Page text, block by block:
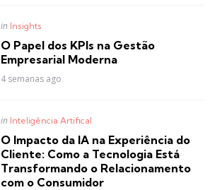
Posted
in Insights
O Papel dos KPIs na Gestão
Empresarial Moderna
4 semanas ago
Posted
in Inteligência Artifical
O Impacto da IA na Experiência do
Cliente: Como a Tecnologia Está
Transformando o Relacionamento
com o Consumidor